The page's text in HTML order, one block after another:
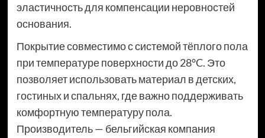
эластичность для компенсации неровностей
основания.
Покрытие совместимо с системой тёплого пола
при температуре поверхности до 28°C. Это
позволяет использовать материал в детских,
гостиных и спальнях, где важно поддерживать
комфортную температуру пола.
Производитель — бельгийская компания